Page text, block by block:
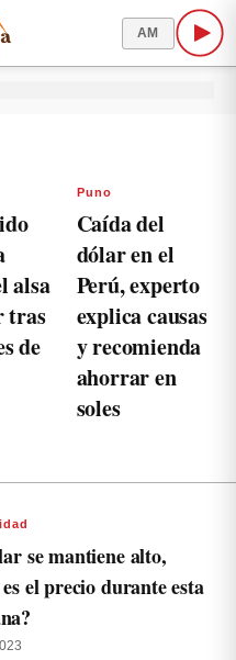
AM
alsa
tras
de
Puno
Caída del
dólar en el
Perú, experto
explica causas
y recomienda
ahorrar en
soles
se mantiene alto,
el precio durante esta